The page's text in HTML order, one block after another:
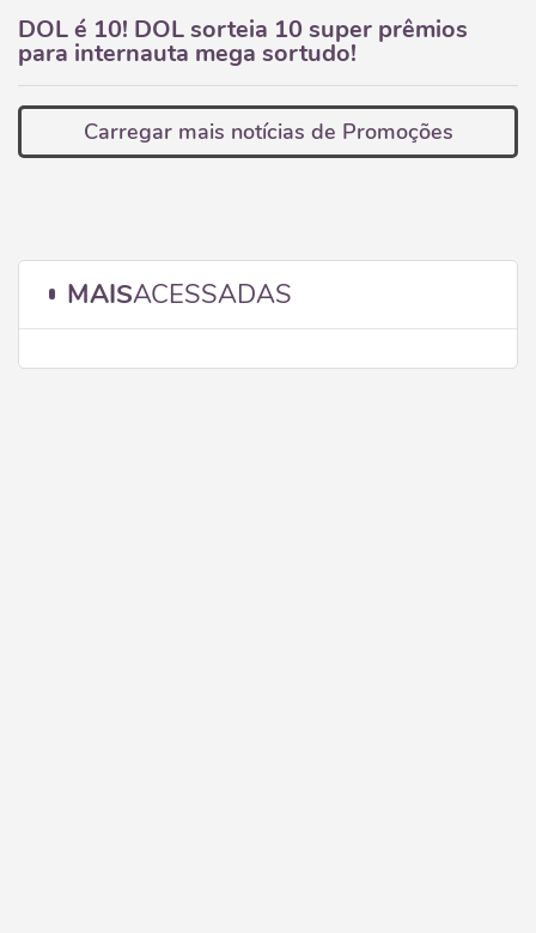
DOL é 10! DOL sorteia 10 super prêmios
para internauta mega sortudo!
Carregar mais notícias de Promoções
MAISACESSADAS